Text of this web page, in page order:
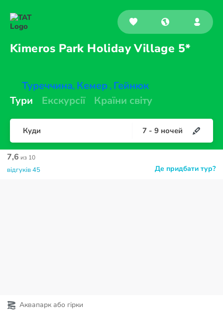
Kimeros Park HolidayVillage 5*
Туреччина, Кемер , Гейнюк
Тури
Екскурсії Країни світу
Куди 7 - 9 ночей
Де придбати тур?
7,6 из 10
відгуків 45
Аквапарк або гірки